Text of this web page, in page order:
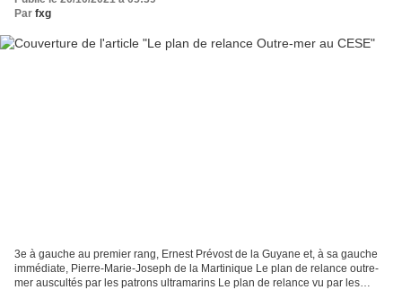
Par fxg
3e à gauche au premier rang, Ernest Prévost de la Guyane et, à sa gauche
immédiate, Pierre-Marie-Joseph de la Martinique Le plan de relance outre-
mer auscultés par les patrons ultramarins Le plan de relance vu par les